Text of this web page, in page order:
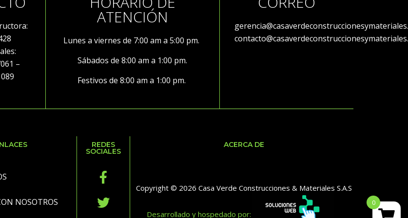
–
ATENCIÓN
Lunes a viernes de 7:00 am a 5:00 pm.
Sábados de 8:00 am a 1:00 pm.
Festivos de 8:00 am a 1:00 pm.
NOSOTROS
REDES
SOCIALES
ACERCA DE
Copyright © 2026 Casa Verde Construcciones & Materiales S.A.S
Desarrollado y hospedado por:
0